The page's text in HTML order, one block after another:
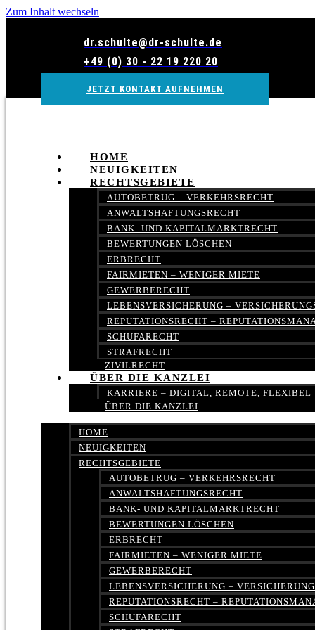
Zum Inhalt wechseln
dr.schulte@dr-schulte.de
+49 (0) 30 - 22 19 220 20
JETZT KONTAKT AUFNEHMEN
HOME
NEUIGKEITEN
RECHTSGEBIETE
AUTOBETRUG – VERKEHRSRECHT
ANWALTSHAFTUNGSRECHT
BANK- UND KAPITALMARKTRECHT
BEWERTUNGEN LÖSCHEN
ERBRECHT
FAIRMIETEN – WENIGER MIETE
GEWERBERECHT
LEBENSVERSICHERUNG –
REPUTATIONSRECHT –
SCHUFARECHT
STRAFRECHT
ZIVILRECHT
ÜBER DIE KANZLEI
KARRIERE – DIGITAL, REMOTE, FLEXIBEL
ÜBER DIE KANZLEI
HOME
NEUIGKEITEN
RECHTSGEBIETE
AUTOBETRUG – VERKEHRSRECHT
ANWALTSHAFTUNGSRECHT
BANK- UND KAPITALMARKTRECHT
BEWERTUNGEN LÖSCHEN
ERBRECHT
FAIRMIETEN – WENIGER MIETE
GEWERBERECHT
LEBENSVERSICHERUNG –
REPUTATIONSRECHT –
SCHUFARECHT